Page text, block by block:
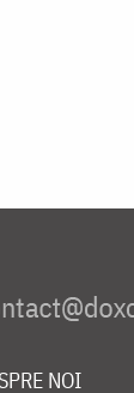
NOI